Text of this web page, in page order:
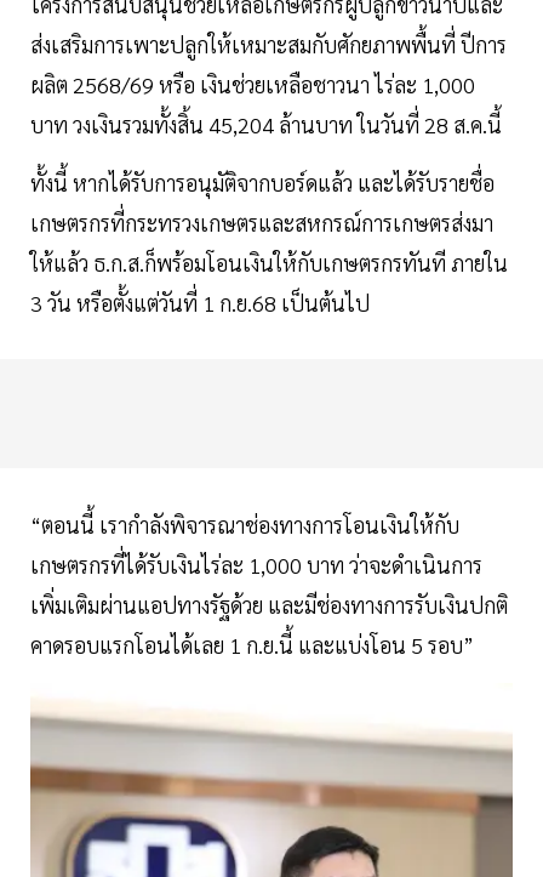
ส่งเสริมการเพาะปลูกให้เหมาะสมกับศักยภาพพื้นที่ ปีการ
ผลิต 2568/69 หรือ เงินช่วยเหลือชาวนา ไร่ละ 1,000
บาท วงเงินรวมทั้งสิ้น 45,204 ล้านบาท ในวันที่ 28 ส.ค.นี้
ทั้งนี้ หากได้รับการอนุมัติจากบอร์ดแล้ว และได้รับรายชื่อ
เกษตรกรที่กระทรวงเกษตรและสหกรณ์การเกษตรส่งมา
ให้แล้ว ธ.ก.ส.ก็พร้อมโอนเงินให้กับเกษตรกรทันที ภายใน
3 วัน หรือตั้งแต่วันที่ 1 ก.ย.68 เป็นต้นไป
“ตอนนี้ เรากำลังพิจารณาช่องทางการโอนเงินให้กับ
เกษตรกรที่ได้รับเงินไร่ละ 1,000 บาท ว่าจะดำเนินการ
เพิ่มเติมผ่านแอปทางรัฐด้วย และมีช่องทางการรับเงินปกติ
คาดรอบแรกโอนได้เลย 1 ก.ย.นี้ และแบ่งโอน 5 รอบ”